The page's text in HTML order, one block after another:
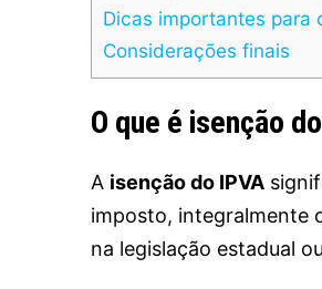
Dicas importantes para
Considerações finais
O que é isenção
A isenção do IPVA
imposto, integralmente
na legislação estadual